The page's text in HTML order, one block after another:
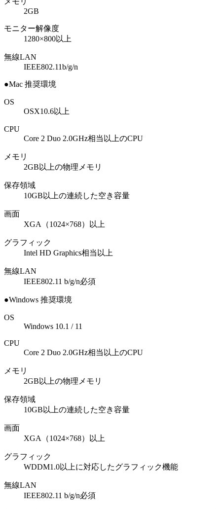
2GB
モニター解像度
1280×800以上
無線LAN
IEEE802.11b/g/n
●Mac 推奨環境
OS
OSX10.6以上
CPU
Core 2 Duo 2.0GHz相当以上のCPU
メモリ
2GB以上の物理メモリ
保存領域
10GB以上の連続した空き容量
画面
XGA（1024×768）以上
グラフィック
Intel HD Graphics相当以上
無線LAN
IEEE802.11 b/g/n必須
●Windows 推奨環境
OS
Windows 10.1 / 11
CPU
Core 2 Duo 2.0GHz相当以上のCPU
メモリ
2GB以上の物理メモリ
保存領域
10GB以上の連続した空き容量
画面
XGA（1024×768）以上
グラフィック
WDDM1.0以上に対応したグラフィック機能
無線LAN
IEEE802.11 b/g/n必須